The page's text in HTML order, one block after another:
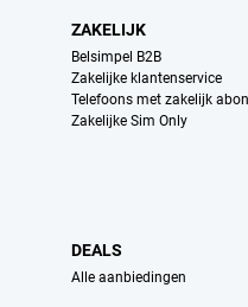
ZAKELIJK
Belsimpel B2B
Zakelijke klantenservice
Telefoons met zakelijk
Zakelijke Sim Only
DEALS
Alle aanbiedingen